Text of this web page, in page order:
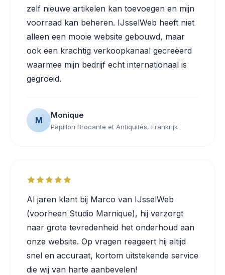
zelf nieuwe artikelen kan toevoegen en mijn
voorraad kan beheren. IJsselWeb heeft niet
alleen een mooie website gebouwd, maar
ook een krachtig verkoopkanaal gecreëerd
waarmee mijn bedrijf echt internationaal is
gegroeid.
M
Monique
Papillon Brocante et Antiquités, Frankrijk
Al jaren klant bij Marco van IJsselWeb
(voorheen Studio Marnique), hij verzorgt
naar grote tevredenheid het onderhoud aan
onze website. Op vragen reageert hij altijd
snel en accuraat, kortom uitstekende service
die wij van harte aanbevelen!